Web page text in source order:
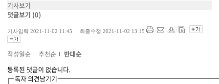
기사보기
댓글보기 (0)
기사입력 2021-11-02 11:45 최종수정 2021-11-02 13:15
작성일순 추천순
반대순
등록된 댓글이 없습니다.
독자 의견남기기